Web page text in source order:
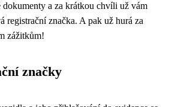
dokumenty a za krátkou chvíli už vám
registrační značka. A pak už hurá za
zážitkům!
značky